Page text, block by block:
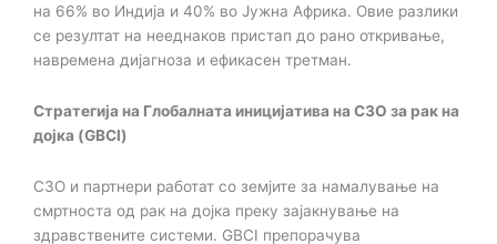
на 66% во Индија и 40% во Јужна Африка. Овие разлики
се резултат на нееднаков пристап до рано откривање,
навремена дијагноза и ефикасен третман.
Стратегија на Глобалната иницијатива на СЗО за рак на
дојка (GBCI)
СЗО и партнери работат со земјите за намалување на
смртноста од рак на дојка преку зајакнување на
здравствените системи. GBCI препорачува